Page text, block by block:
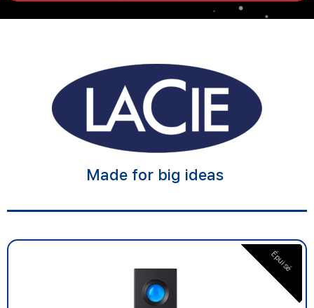
Made for big ideas
Épuisé